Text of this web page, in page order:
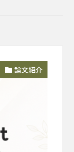
論文紹介